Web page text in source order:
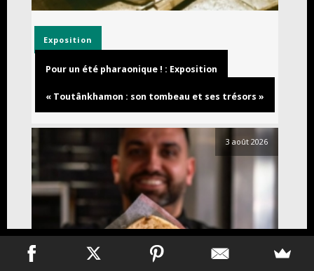
Exposition
Pour un été pharaonique ! : Exposition
« Toutânkhamon : son tombeau et ses trésors »
3 août 2026